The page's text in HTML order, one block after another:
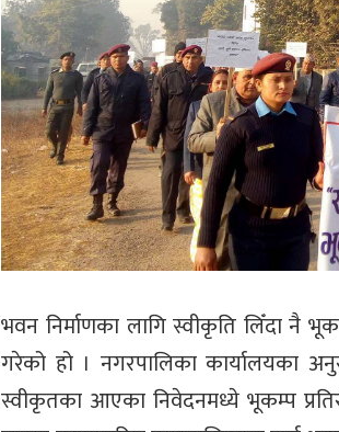
भवन निर्माणका लागि स्वीकृति लिँदा नै
गरेको हो । नगरपालिका कार्यालयका
स्वीकृतका आएका निवेदनमध्ये भूकम्प